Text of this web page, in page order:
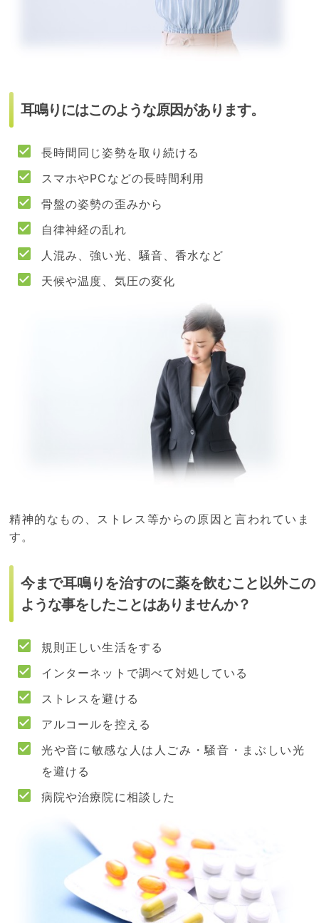
耳鳴りにはこのような原因があります。
長時間同じ姿勢を取り続ける
スマホやPCなどの長時間利用
骨盤の姿勢の歪みから
自律神経の乱れ
人混み、強い光、騒音、香水など
天候や温度、気圧の変化
精神的なもの、ストレス等からの原因と言われていま
す。
今まで耳鳴りを治すのに薬を飲むこと以外この
ような事をしたことはありませんか？
規則正しい生活をする
インターネットで調べて対処している
ストレスを避ける
アルコールを控える
光や音に敏感な人は人ごみ・騒音・まぶしい光
を避ける
病院や治療院に相談した